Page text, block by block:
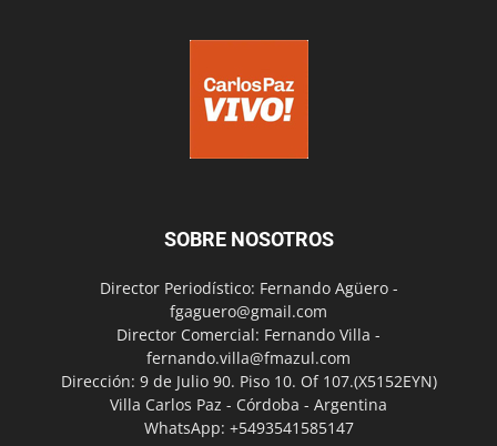
SOBRE NOSOTROS
Director Periodístico: Fernando Agüero -
fgaguero@gmail.com
Director Comercial: Fernando Villa -
fernando.villa@fmazul.com
Dirección: 9 de Julio 90. Piso 10. Of 107.(X5152EYN)
Villa Carlos Paz - Córdoba - Argentina
WhatsApp: +5493541585147